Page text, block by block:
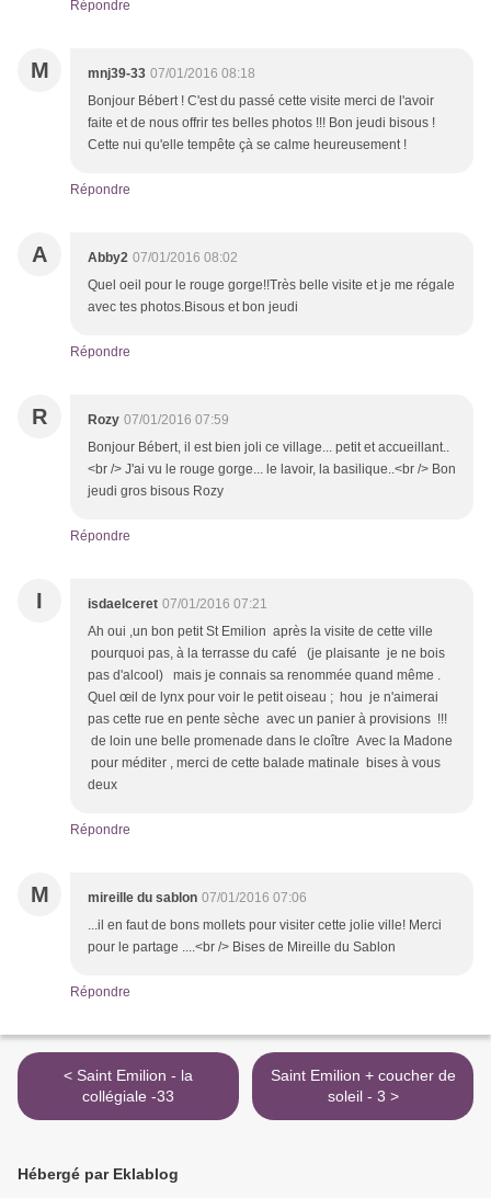
Répondre
M mnj39-33 07/01/2016 08:18
Bonjour Bébert ! C'est du passé cette visite merci de l'avoir
faite et de nous offrir tes belles photos !!! Bon jeudi bisous !
Cette nui qu'elle tempête çà se calme heureusement !
Répondre
A Abby2 07/01/2016 08:02
Quel oeil pour le rouge gorge!!Très belle visite et je me régale
avec tes photos.Bisous et bon jeudi
Répondre
R Rozy 07/01/2016 07:59
Bonjour Bébert, il est bien joli ce village... petit et accueillant..
<br /> J'ai vu le rouge gorge... le lavoir, la basilique..<br /> Bon
jeudi gros bisous Rozy
Répondre
I isdaelceret 07/01/2016 07:21
Ah oui ,un bon petit St Emilion après la visite de cette ville
pourquoi pas, à la terrasse du café (je plaisante je ne bois
pas d'alcool) mais je connais sa renommée quand même .
Quel œil de lynx pour voir le petit oiseau ; hou je n'aimerai
pas cette rue en pente sèche avec un panier à provisions !!!
de loin une belle promenade dans le cloître Avec la Madone
pour méditer , merci de cette balade matinale bises à vous
deux
Répondre
M mireille du sablon 07/01/2016 07:06
...il en faut de bons mollets pour visiter cette jolie ville! Merci
pour le partage ....<br /> Bises de Mireille du Sablon
Répondre
< Saint Emilion - la
collégiale -33
Saint Emilion + coucher de
soleil - 3 >
Hébergé par Eklablog